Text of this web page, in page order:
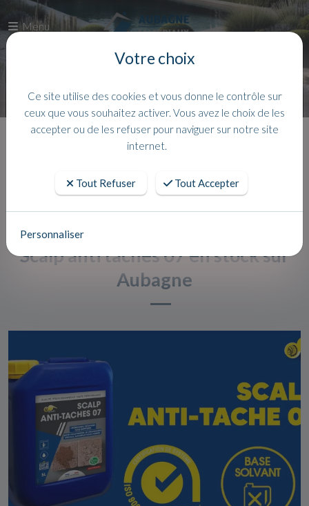
Menu
Accueil Actualites
Scalp anti taches 07 en stock sur
Aubagne
Votre choix
Ce site utilise des cookies et vous donne le contrôle sur
ceux que vous souhaitez activer. Vous avez le choix de les
accepter ou de les refuser pour naviguer sur notre site
internet.
Tout Refuser Tout Accepter
Personnaliser